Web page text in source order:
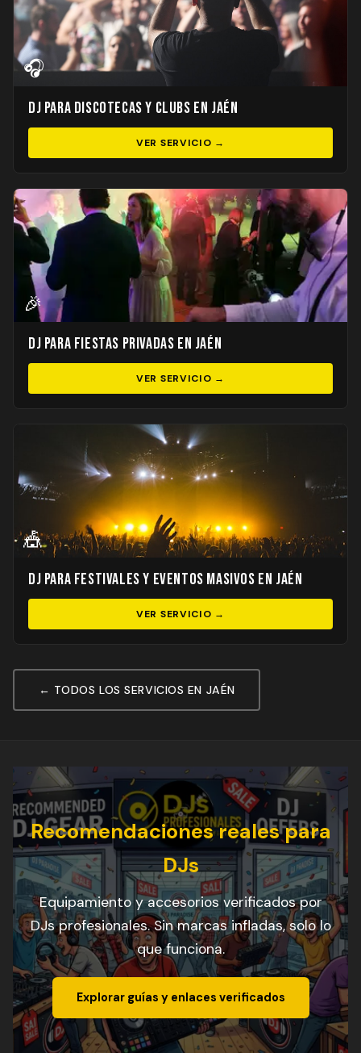
🎧
DJ para Discotecas y Clubs en Jaén
VER SERVICIO →
🎉
DJ para Fiestas Privadas en Jaén
VER SERVICIO →
🎪
DJ para Festivales y Eventos Masivos en Jaén
VER SERVICIO →
← TODOS LOS SERVICIOS EN JAÉN
Recomendaciones reales para
DJs
Equipamiento y accesorios verificados por
DJs profesionales. Sin marcas infladas, solo lo
que funciona.
Explorar guías y enlaces verificados